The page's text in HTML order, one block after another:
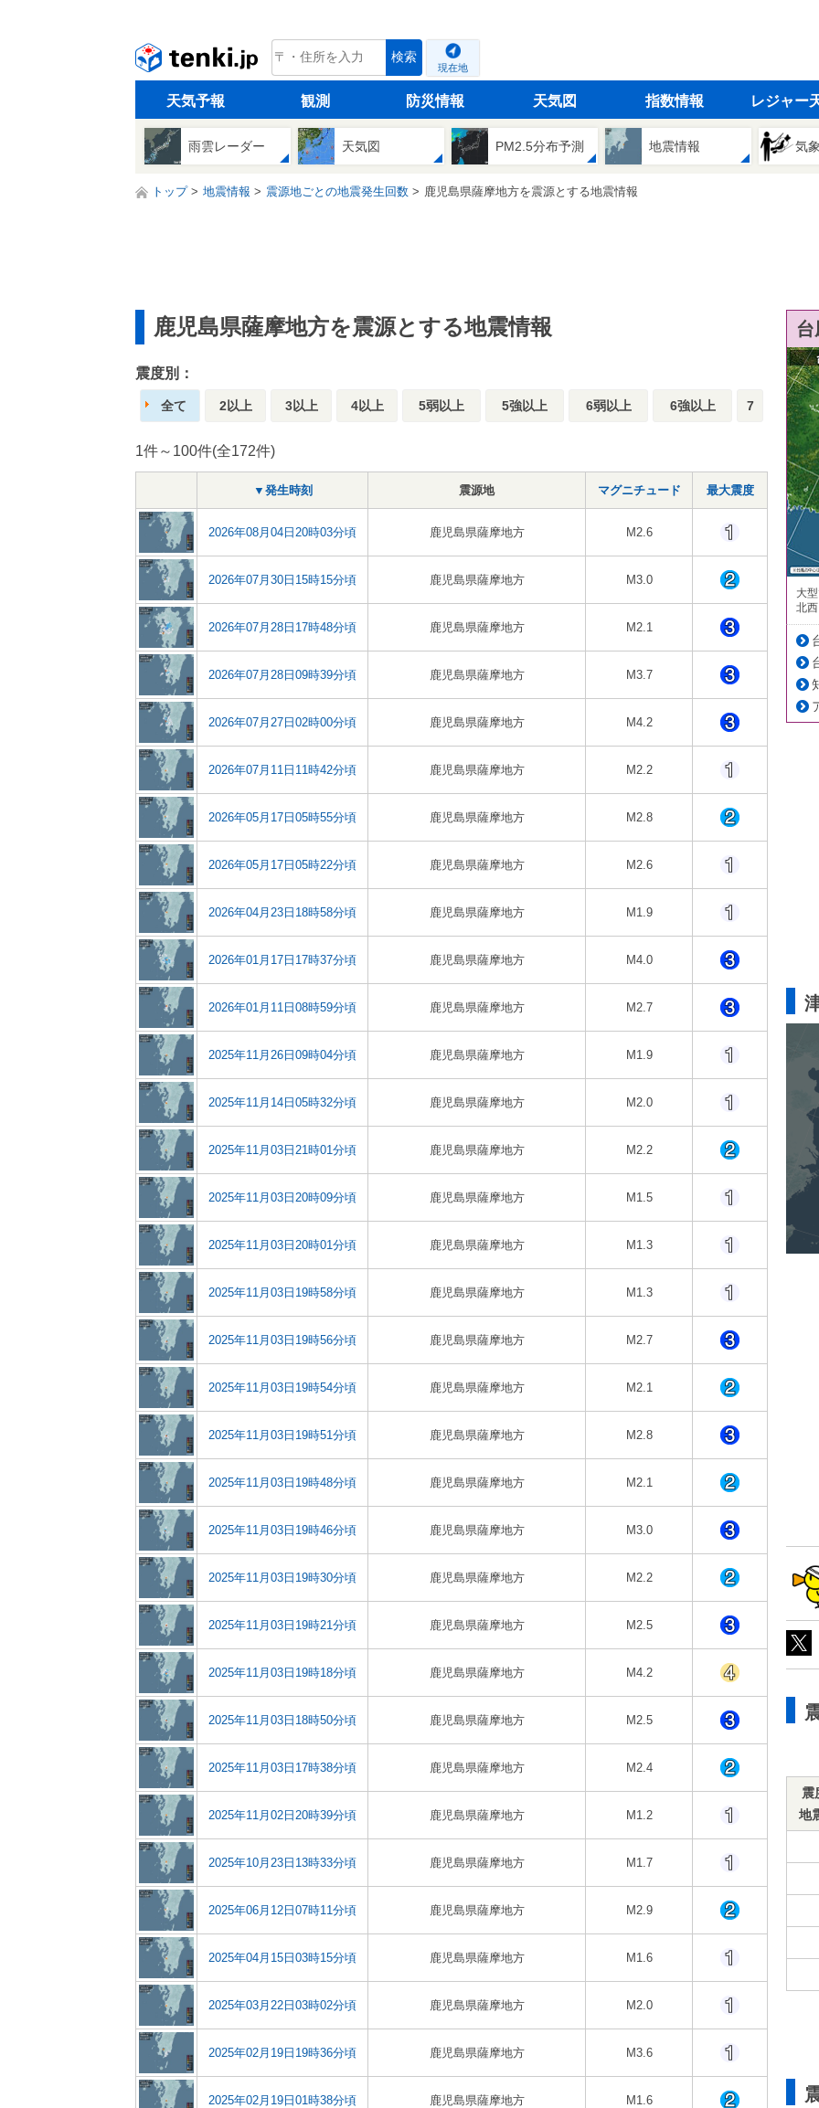
tenki.jp 検索
現在地
天気予報 観測 防災情報 天気図 指数情報 レジャー
雨雲レーダー 天気図 PM2.5分布予測 地震情報 気
トップ 地震情報 震源地ごとの地震発生回数 鹿児島県薩摩地方を震源とする地震情報
鹿児島県薩摩地方を震源とする地震情報
震度別：
全て 2以上 3以上 4以上 5弱以上 5強以上 6弱以上 6強以上 7
1件～100件(全172件)
▼発生時刻 震源地 マグニチュード 最大震度
2026年08月04日20時03分頃 鹿児島県薩摩地方 M2.6
2026年07月30日15時15分頃 鹿児島県薩摩地方 M3.0
2026年07月28日17時48分頃 鹿児島県薩摩地方 M2.1
2026年07月28日09時39分頃 鹿児島県薩摩地方 M3.7
2026年07月27日02時00分頃 鹿児島県薩摩地方 M4.2
2026年07月11日11時42分頃 鹿児島県薩摩地方 M2.2
2026年05月17日05時55分頃 鹿児島県薩摩地方 M2.8
2026年05月17日05時22分頃 鹿児島県薩摩地方 M2.6
2026年04月23日18時58分頃 鹿児島県薩摩地方 M1.9
2026年01月17日17時37分頃 鹿児島県薩摩地方 M4.0
2026年01月11日08時59分頃 鹿児島県薩摩地方 M2.7
2025年11月26日09時04分頃 鹿児島県薩摩地方 M1.9
2025年11月14日05時32分頃 鹿児島県薩摩地方 M2.0
2025年11月03日21時01分頃 鹿児島県薩摩地方 M2.2
2025年11月03日20時09分頃 鹿児島県薩摩地方 M1.5
2025年11月03日20時01分頃 鹿児島県薩摩地方 M1.3
2025年11月03日19時58分頃 鹿児島県薩摩地方 M1.3
2025年11月03日19時56分頃 鹿児島県薩摩地方 M2.7
2025年11月03日19時54分頃 鹿児島県薩摩地方 M2.1
2025年11月03日19時51分頃 鹿児島県薩摩地方 M2.8
2025年11月03日19時48分頃 鹿児島県薩摩地方 M2.1
2025年11月03日19時46分頃 鹿児島県薩摩地方 M3.0
2025年11月03日19時30分頃 鹿児島県薩摩地方 M2.2
2025年11月03日19時21分頃 鹿児島県薩摩地方 M2.5
2025年11月03日19時18分頃 鹿児島県薩摩地方 M4.2
2025年11月03日18時50分頃 鹿児島県薩摩地方 M2.5
2025年11月03日17時38分頃 鹿児島県薩摩地方 M2.4
2025年11月02日20時39分頃 鹿児島県薩摩地方 M1.2
2025年10月23日13時33分頃 鹿児島県薩摩地方 M1.7
2025年06月12日07時11分頃 鹿児島県薩摩地方 M2.9
2025年04月15日03時15分頃 鹿児島県薩摩地方 M1.6
2025年03月22日03時02分頃 鹿児島県薩摩地方 M2.0
2025年02月19日19時36分頃 鹿児島県薩摩地方 M3.6
2025年02月19日01時38分頃 鹿児島県薩摩地方 M1.6
大
北
震
地